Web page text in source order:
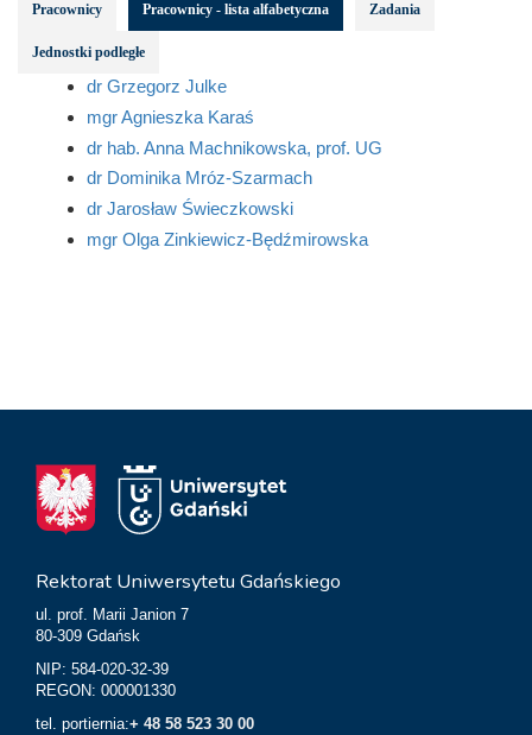
Pracownicy Pracownicy - lista alfabetyczna Zadania
Jednostki podległe
dr Grzegorz Julke
mgr Agnieszka Karaś
dr hab. Anna Machnikowska, prof. UG
dr Dominika Mróz-Szarmach
dr Jarosław Świeczkowski
mgr Olga Zinkiewicz-Będźmirowska
Rektorat Uniwersytetu Gdańskiego
ul. prof. Marii Janion 7
80-309 Gdańsk
NIP: 584-020-32-39
REGON: 000001330
tel. portiernia:+ 48 58 523 30 00